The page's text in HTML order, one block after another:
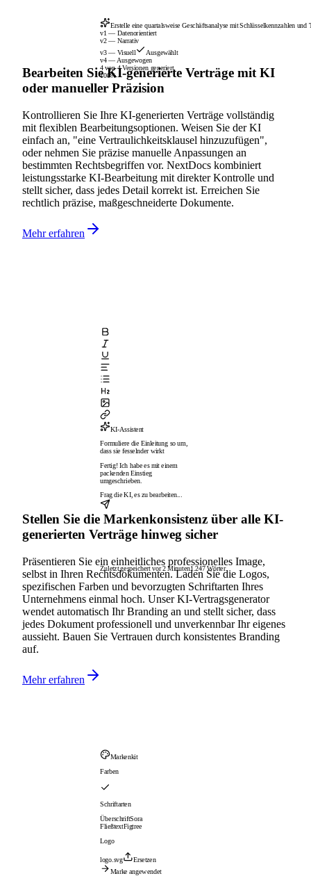
Erstelle eine quartalsweise Geschäftsanalyse mit Schlüsselkennzahlen und
v1 — Datenorientiert
v2 — Narrativ
v3 — Visuell
Ausgewählt
v4 — Ausgewogen
4 von 4 Versionen generiert
100%
Bearbeiten Sie KI-generierte Verträge mit KI
oder manueller Präzision
Kontrollieren Sie Ihre KI-generierten Verträge vollständig
mit flexiblen Bearbeitungsoptionen. Weisen Sie der KI
einfach an, "eine Vertraulichkeitsklausel hinzuzufügen",
oder nehmen Sie präzise manuelle Anpassungen an
bestimmten Rechtsbegriffen vor. NextDocs kombiniert
leistungsstarke KI-Bearbeitung mit direkter Kontrolle und
stellt sicher, dass jedes Detail korrekt ist. Erreichen Sie
rechtlich präzise, maßgeschneiderte Dokumente.
Mehr erfahren
KI-Assistent
Formuliere die Einleitung so um,
dass sie fesselnder wirkt
Fertig! Ich habe es mit einem
packenden Einstieg
umgeschrieben.
Frag die KI, es zu bearbeiten...
Zuletzt gespeichert vor 2 Minuten1.247 Wörter
Stellen Sie die Markenkonsistenz über alle KI-
generierten Verträge hinweg sicher
Präsentieren Sie ein einheitliches professionelles Image,
selbst in Ihren Rechtsdokumenten. Laden Sie die Logos,
spezifischen Farben und bevorzugten Schriftarten Ihres
Unternehmens einmal hoch. Unser KI-Vertragsgenerator
wendet automatisch Ihr Branding an und stellt sicher, dass
jedes Dokument professionell und unverkennbar Ihr eigenes
aussieht. Bauen Sie Vertrauen durch konsistentes Branding
auf.
Mehr erfahren
Markenkit
Farben
Schriftarten
ÜberschriftSora
FließtextFigtree
Logo
logo.svg
Ersetzen
Marke angewendet